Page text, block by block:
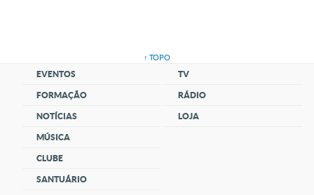
↑ TOPO
EVENTOS
FORMAÇÃO
NOTÍCIAS
MÚSICA
CLUBE
SANTUÁRIO
TV
RÁDIO
LOJA